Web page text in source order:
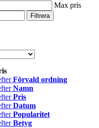
Max pris
Filtrera
Förvald ordning
Namn
Pris
Datum
Popularitet
Betyg